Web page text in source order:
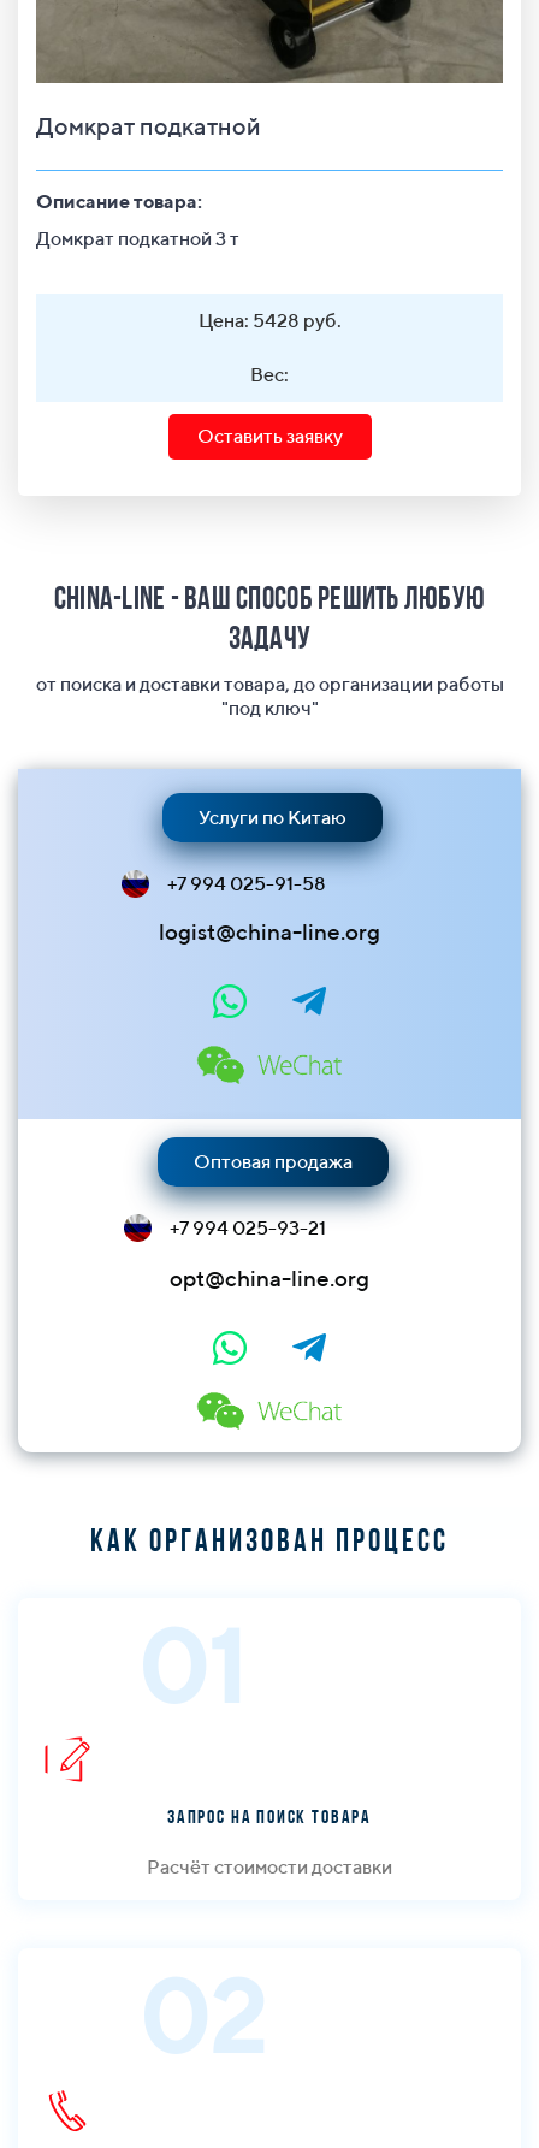
Домкрат подкатной
Описание товара:
Домкрат подкатной 3 т
Цена: 5428 руб.
Вес:
Оставить заявку
China-Line - ваш способ решить любую
задачу
от поиска и доставки товара, до организации работы
"под ключ"
Услуги по Китаю
+7 994 025-91-58
logist@china-line.org
Оптовая продажа
+7 994 025-93-21
opt@china-line.org
Как организован процесс
01
Запрос на поиск товара
Расчёт стоимости доставки
02